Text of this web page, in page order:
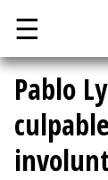
☰
Pablo